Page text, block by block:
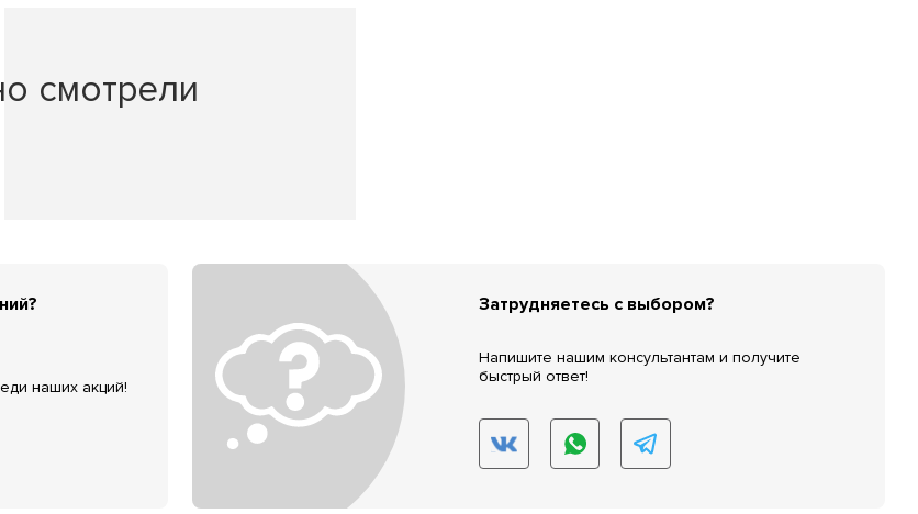
смотрели
наших акций!
Затрудняетесь с выбором?
Напишите нашим консультантам и получите
быстрый ответ!